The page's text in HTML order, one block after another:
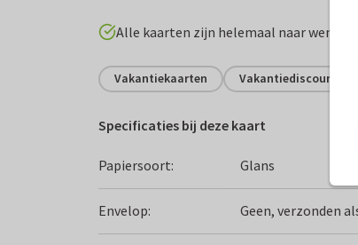
Alle kaarten zijn helemaal naar wens
Vakantiekaarten Vakantiediscounter
Specificaties bij deze kaart
Papiersoort: Glans
Envelop: Geen, verzonden